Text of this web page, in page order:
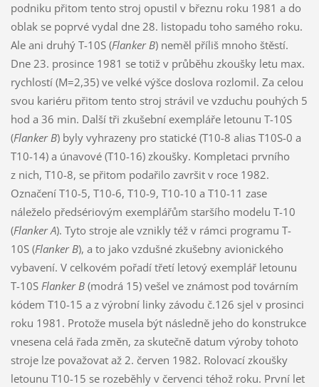
podniku přitom tento stroj opustil v březnu roku 1981 a do
oblak se poprvé vydal dne 28. listopadu toho samého roku.
Ale ani druhý T-10S (Flanker B) neměl příliš mnoho štěstí.
Dne 23. prosince 1981 se totiž v průběhu zkoušky letu max.
rychlostí (M=2,35) ve velké výšce doslova rozlomil. Za celou
svou kariéru přitom tento stroj strávil ve vzduchu pouhých 5
hod a 36 min. Další tři zkušební exempláře letounu T-10S
(Flanker B) byly vyhrazeny pro statické (T10-8 alias T10S-0 a
T10-14) a únavové (T10-16) zkoušky. Kompletaci prvního
z nich, T10-8, se přitom podařilo završit v roce 1982.
Označení T10-5, T10-6, T10-9, T10-10 a T10-11 zase
náleželo předsériovým exemplářům staršího modelu T-10
(Flanker A). Tyto stroje ale vznikly též v rámci programu T-
10S (Flanker B), a to jako vzdušné zkušebny avionického
vybavení. V celkovém pořadí třetí letový exemplář letounu
T-10S Flanker B(modrá 15) vešel ve známost pod továrním
kódem T10-15 a z výrobní linky závodu č.126 sjel v prosinci
roku 1981. Protože musela být následně jeho do konstrukce
vnesena celá řada změn, za skutečně datum výroby tohoto
stroje lze považovat až 2. červen 1982. Rolovací zkoušky
letounu T10-15 se rozeběhly v červenci téhož roku. První let